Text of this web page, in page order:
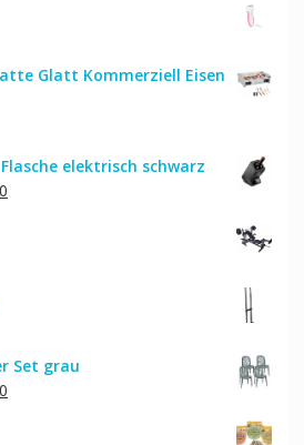
Glatt Kommerziell Eisen
elektrisch schwarz
Aktueller
Set grau
Aktueller